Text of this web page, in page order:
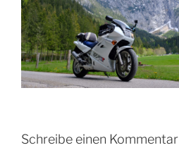
Schreibe einen Kommentar